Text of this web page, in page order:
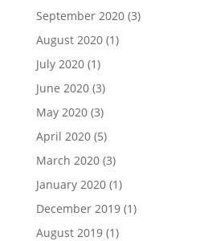
September 2020(3)
August 2020(1)
July 2020(1)
June 2020(3)
May 2020(3)
April 2020(5)
March 2020(3)
January 2020(1)
December 2019(1)
August 2019(1)